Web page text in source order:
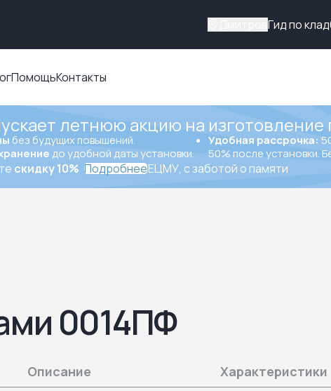
Гид по
ПомощьКонтакты
летнюю акцию на изготовление
без будущих повышений.
до удобной даты установки.
Удобная рассрочка:
50% после установки.
скидку 10% ПодробнееЕЦМУ, с заботой о памяти
0014ПФ
Описание Характеристики